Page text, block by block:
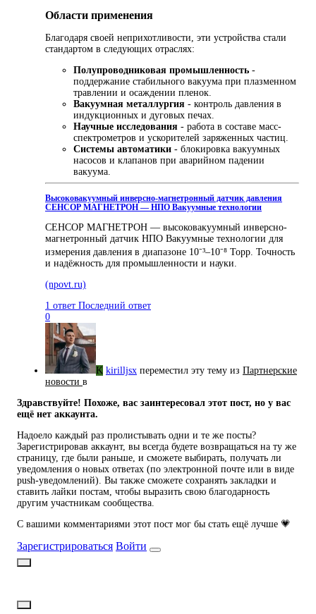
Области применения
Благодаря своей неприхотливости, эти устройства стали
стандартом в следующих отраслях:
Полупроводниковая промышленность -
поддержание стабильного вакуума при плазменном
травлении и осаждении пленок.
Вакуумная металлургия - контроль давления в
индукционных и дуговых печах.
Научные исследования - работа в составе масс-
спектрометров и ускорителей заряженных частиц.
Системы автоматики - блокировка вакуумных
насосов и клапанов при аварийном падении
вакуума.
Высоковакуумный инверсно-магнетронный датчик давления
СЕНСОР МАГНЕТРОН — НПО Вакуумные технологии
СЕНСОР МАГНЕТРОН — высоковакуумный инверсно-
магнетронный датчик НПО Вакуумные технологии для
измерения давления в диапазоне 10⁻³–10⁻⁸ Торр. Точность
и надёжность для промышленности и науки.
(npovt.ru)
1 ответ Последний ответ
0
K kirilljsx переместил эту тему из Партнерские
новости в
Здравствуйте! Похоже, вас заинтересовал этот пост, но у вас
ещё нет аккаунта.
Надоело каждый раз пролистывать одни и те же посты?
Зарегистрировав аккаунт, вы всегда будете возвращаться на ту же
страницу, где были раньше, и сможете выбирать, получать ли
уведомления о новых ответах (по электронной почте или в виде
push-уведомлений). Вы также сможете сохранять закладки и
ставить лайки постам, чтобы выразить свою благодарность
другим участникам сообщества.
С вашими комментариями этот пост мог бы стать ещё лучше 💗
Зарегистрироваться Войти